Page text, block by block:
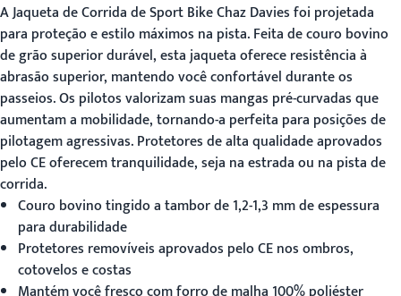
A Jaqueta de Corrida de Sport Bike Chaz Davies foi projetada
para proteção e estilo máximos na pista. Feita de couro bovino
de grão superior durável, esta jaqueta oferece resistência à
abrasão superior, mantendo você confortável durante os
passeios. Os pilotos valorizam suas mangas pré-curvadas que
aumentam a mobilidade, tornando-a perfeita para posições de
pilotagem agressivas. Protetores de alta qualidade aprovados
pelo CE oferecem tranquilidade, seja na estrada ou na pista de
corrida.
Couro bovino tingido a tambor de 1,2-1,3 mm de espessura
para durabilidade
Protetores removíveis aprovados pelo CE nos ombros,
cotovelos e costas